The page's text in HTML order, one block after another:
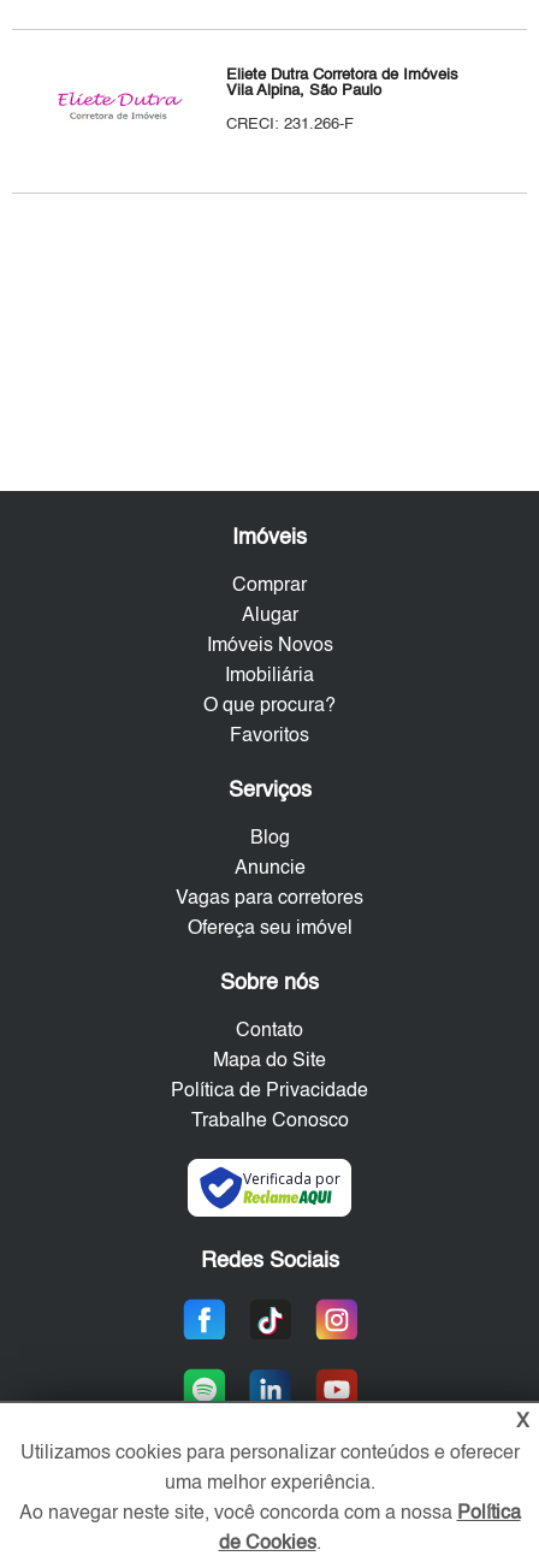
Eliete Dutra Corretora de Imóveis
Vila Alpina, São Paulo
CRECI: 231.266-F
Imóveis
Comprar
Alugar
Imóveis Novos
Imobiliária
O que procura?
Favoritos
Serviços
Blog
Anuncie
Vagas para corretores
Ofereça seu imóvel
Sobre nós
Contato
Mapa do Site
Política de Privacidade
Trabalhe Conosco
Verificada por
Redes Sociais
Área exclusiva aos anunciantes,
acesse sua conta:
X
Utilizamos cookies para personalizar conteúdos e oferecer
uma melhor experiência.
Ao navegar neste site, você concorda com a nossa Política
de Cookies.